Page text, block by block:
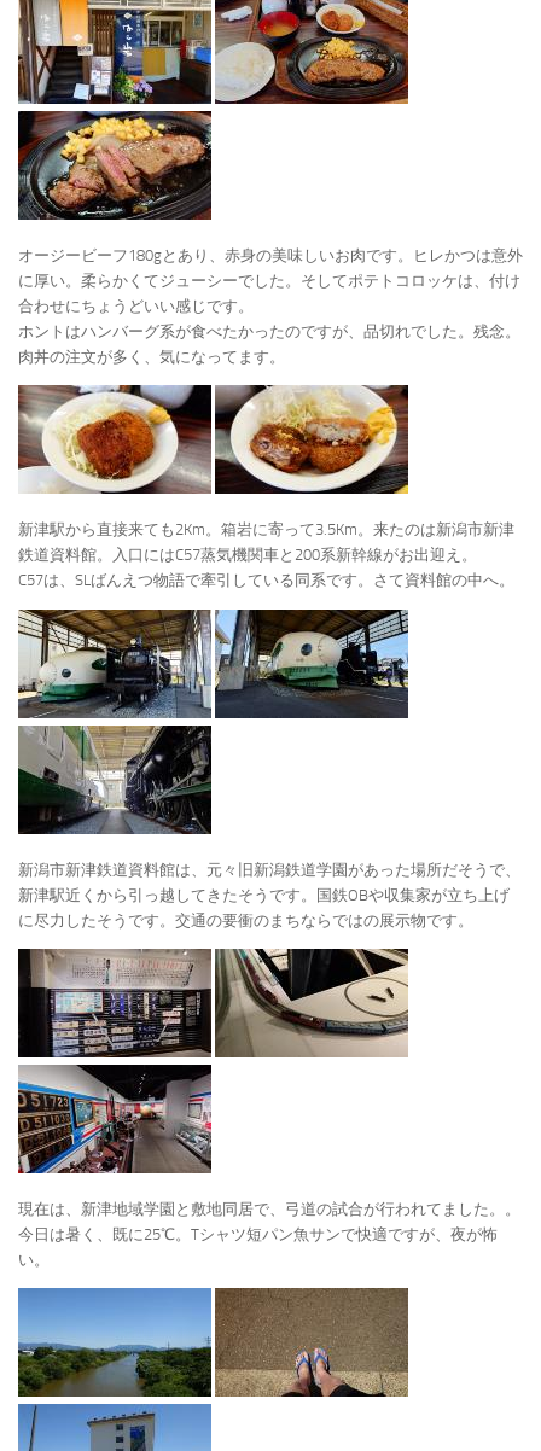
オージービーフ180gとあり、赤身の美味しいお肉です。ヒレかつは意外
に厚い。柔らかくてジューシーでした。そしてポテトコロッケは、付け
合わせにちょうどいい感じです。
ホントはハンバーグ系が食べたかったのですが、品切れでした。残念。
肉丼の注文が多く、気になってます。
新津駅から直接来ても2Km。箱岩に寄って3.5Km。来たのは新潟市新津
鉄道資料館。入口にはC57蒸気機関車と200系新幹線がお出迎え。
C57は、SLばんえつ物語で牽引している同系です。さて資料館の中へ。
新潟市新津鉄道資料館は、元々旧新潟鉄道学園があった場所だそうで、
新津駅近くから引っ越してきたそうです。国鉄OBや収集家が立ち上げ
に尽力したそうです。交通の要衝のまちならではの展示物です。
現在は、新津地域学園と敷地同居で、弓道の試合が行われてました。。
今日は暑く、既に25℃。Tシャツ短パン魚サンで快適ですが、夜が怖
い。